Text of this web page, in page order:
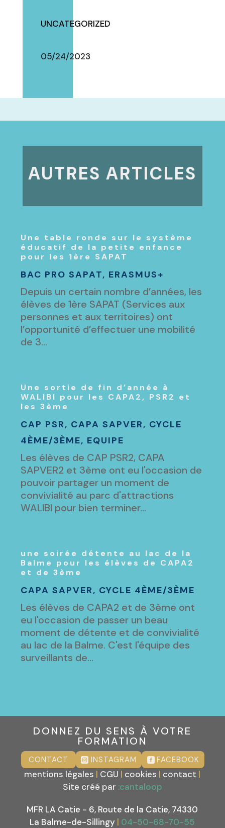
UNCATEGORIZED
05/24/2023
AUTRES ARTICLES
Une table ronde sur le système
éducatif de la petite enfance
pour les 1ère SAPAT
BAC PRO SAPAT, ERASMUS+
Depuis un certain nombre d’années, les
élèves de 1ère SAPAT (Services aux
personnes et aux territoires) ont
l’opportunité d’effectuer une mobilité
de 3...
Une sortie de fin d’année à
WALIBI pour les CAPA2, PSR2 et
les 3ème
CAP PSR, CAPA SAPVER, CYCLE
4ÈME/3ÈME, EQUIPE
Les élèves de CAP PSR2, CAPA
SAPVER2 et 3ème ont eu l'occasion de
pouvoir partager un moment de
convivialité au parc d'attractions
WALIBI pour bien terminer...
une soirée détente au lac de la
Balme pour les élèves de CAPA2
et de 3ème
CAPA SAPVER, CYCLE 4ÈME/3ÈME
Les élèves de CAPA2 et de 3ème ont
eu l'occasion de passer un beau
moment de détente et de convivialité
au lac de la Balme. C'est l'équipe des
surveillants de...
DONNEZ DU SENS À VOTRE
FORMATION
CONTACT INSTAGRAM FACEBOOK
mentions légales | CGU | cookies | contact |
Site créé par :cantaloop
MFR LA Catie - 6, Route de la Catie, 74330
La Balme-de-Sillingy | 04-50-68-70-55